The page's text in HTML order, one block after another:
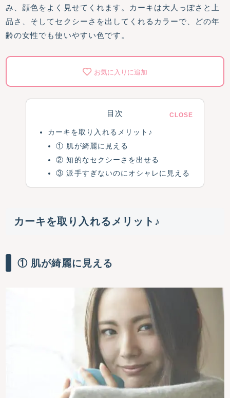
み、顔色をよく見せてくれます。カーキは大人っぽさと上
品さ、そしてセクシーさを出してくれるカラーで、どの年
齢の女性でも使いやすい色です。
お気に入りに追加
目次
カーキを取り入れるメリット♪
① 肌が綺麗に見える
② 知的なセクシーさを出せる
③ 派手すぎないのにオシャレに見える
カーキを取り入れるメリット♪
① 肌が綺麗に見える